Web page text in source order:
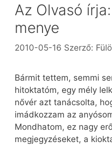
Az Olvasó
menye
2010-05-16 Szerző:
Bármit tettem, semmi
hitoktatóm, egy mély
nővér azt tanácsolta,
imádkozzam az
Mondhatom, ez nagy
megjegyzéseket, a